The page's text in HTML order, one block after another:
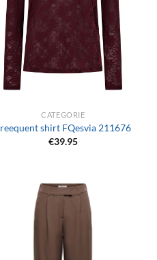
CATEGORIE
shirt FQesvia 211676
€39.95